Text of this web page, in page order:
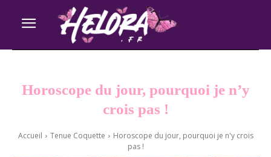
Horoscope du jour, pourquoi je n’y
crois pas !
Accueil Tenue Coquette
Horoscope du jour, pourquoi je n'y crois
pas !